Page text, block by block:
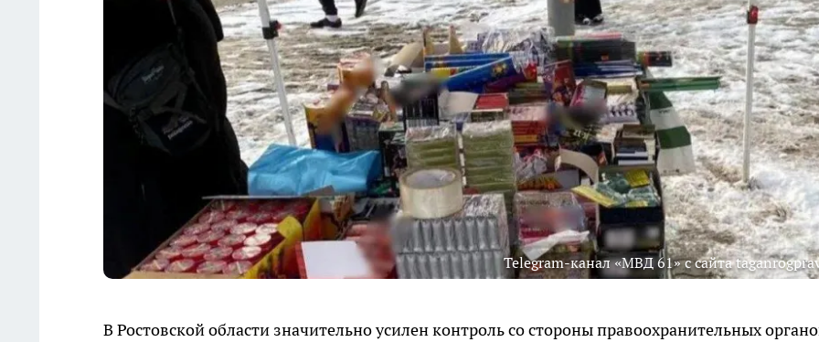
Telegram-канал «МВД 61» с сайта
В Ростовской области значительно усилен контроль со стороны правоохранительных